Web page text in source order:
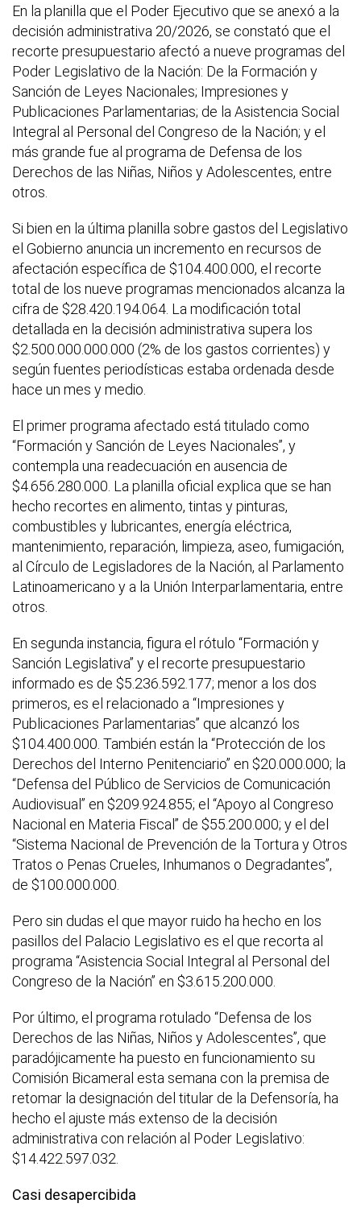
En la planilla que el Poder Ejecutivo que se anexó a la
decisión administrativa 20/2026, se constató que el
recorte presupuestario afectó a nueve programas del
Poder Legislativo de la Nación: De la Formación y
Sanción de Leyes Nacionales; Impresiones y
Publicaciones Parlamentarias; de la Asistencia Social
Integral al Personal del Congreso de la Nación; y el
más grande fue al programa de Defensa de los
Derechos de las Niñas, Niños y Adolescentes, entre
otros.
Si bien en la última planilla sobre gastos del Legislativo
el Gobierno anuncia un incremento en recursos de
afectación específica de $104.400.000, el recorte
total de los nueve programas mencionados alcanza la
cifra de $28.420.194.064. La modificación total
detallada en la decisión administrativa supera los
$2.500.000.000.000 (2% de los gastos corrientes) y
según fuentes periodísticas estaba ordenada desde
hace un mes y medio.
El primer programa afectado está titulado como
“Formación y Sanción de Leyes Nacionales”, y
contempla una readecuación en ausencia de
$4.656.280.000. La planilla oficial explica que se han
hecho recortes en alimento, tintas y pinturas,
combustibles y lubricantes, energía eléctrica,
mantenimiento, reparación, limpieza, aseo, fumigación,
al Círculo de Legisladores de la Nación, al Parlamento
Latinoamericano y a la Unión Interparlamentaria, entre
otros.
En segunda instancia, figura el rótulo “Formación y
Sanción Legislativa” y el recorte presupuestario
informado es de $5.236.592.177; menor a los dos
primeros, es el relacionado a “Impresiones y
Publicaciones Parlamentarias” que alcanzó los
$104.400.000. También están la “Protección de los
Derechos del Interno Penitenciario” en $20.000.000; la
“Defensa del Público de Servicios de Comunicación
Audiovisual” en $209.924.855; el “Apoyo al Congreso
Nacional en Materia Fiscal” de $55.200.000; y el del
“Sistema Nacional de Prevención de la Tortura y Otros
Tratos o Penas Crueles, Inhumanos o Degradantes”,
de $100.000.000.
Pero sin dudas el que mayor ruido ha hecho en los
pasillos del Palacio Legislativo es el que recorta al
programa “Asistencia Social Integral al Personal del
Congreso de la Nación” en $3.615.200.000.
Por último, el programa rotulado “Defensa de los
Derechos de las Niñas, Niños y Adolescentes”, que
paradójicamente ha puesto en funcionamiento su
Comisión Bicameral esta semana con la premisa de
retomar la designación del titular de la Defensoría, ha
hecho el ajuste más extenso de la decisión
administrativa con relación al Poder Legislativo:
$14.422.597.032.
Casi desapercibida